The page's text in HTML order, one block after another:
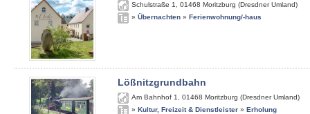
Schulstraße 1 01468 Moritzburg (Dresdner Umland)
» Übernachten » Ferienwohnung/-haus
Lößnitzgrundbahn
Am Bahnhof 1 01468 Moritzburg (Dresdner Umland)
» Kultur, Freizeit & Dienstleister » Erholung